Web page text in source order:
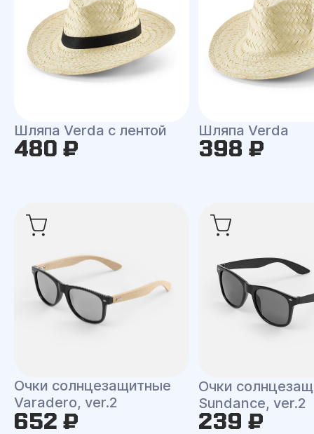
Шляпа Verda с лентой
480 ₽
Шляпа Verda
398 ₽
Очки солнцезащитные
Varadero, ver.2
652 ₽
Очки
Sundance, ver.2
239 ₽